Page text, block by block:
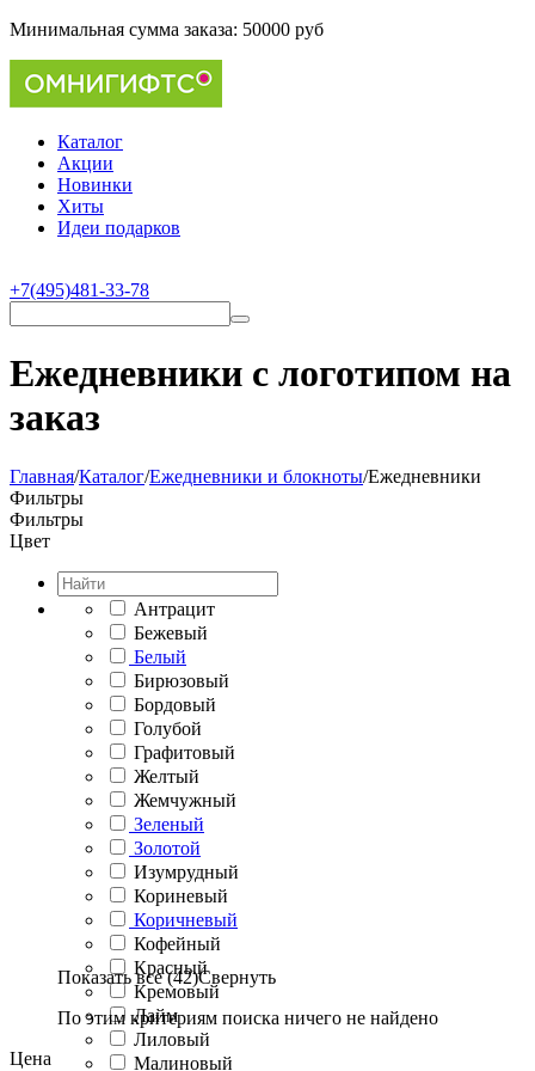
Минимальная сумма заказа: 50000 руб
Каталог
Акции
Новинки
Хиты
Идеи подарков
+7(495)481-33-78
Ежедневники с логотипом на
заказ
Главная/Каталог/Ежедневники и блокноты/Ежедневники
Фильтры
Фильтры
Цвет
Антрацит
Бежевый
Белый
Бирюзовый
Бордовый
Голубой
Графитовый
Желтый
Жемчужный
Зеленый
Золотой
Изумрудный
Кориневый
Коричневый
Кофейный
Красный
Кремовый
Лайм
Лиловый
Малиновый
Показать все (42)Свернуть
По этим критериям поиска ничего не найдено
Цена